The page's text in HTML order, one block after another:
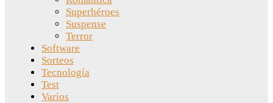
Superhéroes
Suspense
Terror
Software
Sorteos
Tecnología
Test
Varios